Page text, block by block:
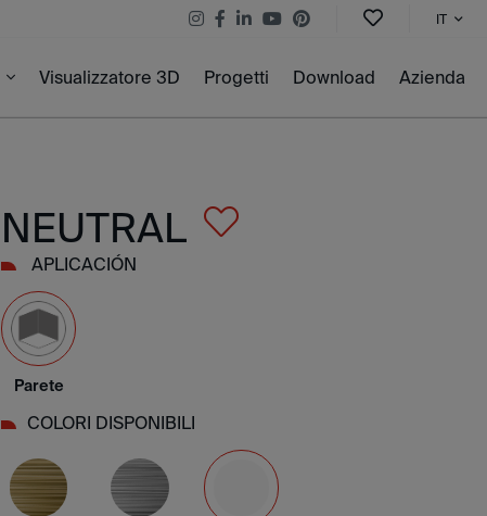
IT
Visualizzatore 3D Progetti Download Azienda
NEUTRAL
APLICACIÓN
Parete
COLORI DISPONIBILI